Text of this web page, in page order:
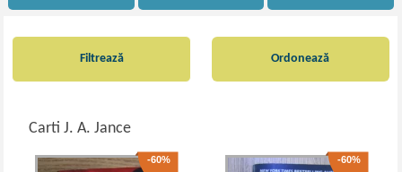
Filtrează
Carti J. A. Jance
Ordonează
-60% -60%